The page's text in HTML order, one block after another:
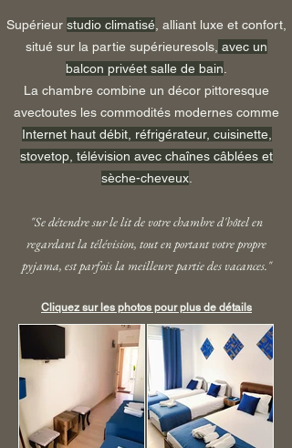
Supérieur studio climatisé , alliant luxe et confort,
situé sur la partie supérieuresols, avec un
balcon privéet salle de bain
La chambre combine un décor pittoresque
avectoutes les commodités modernes comme
Internet haut débit, réfrigérateur, cuisinette,
stovetop, télévision avec chaînes câblées et
sèche-cheveux.
"Se détendre sur le lit de votre chambre d'hôtel en
regardant la télévision, tout en portant votre propre
pyjama, est parfois la meilleure partie des vacances."
Cliquez sur les photos pour plus de détails